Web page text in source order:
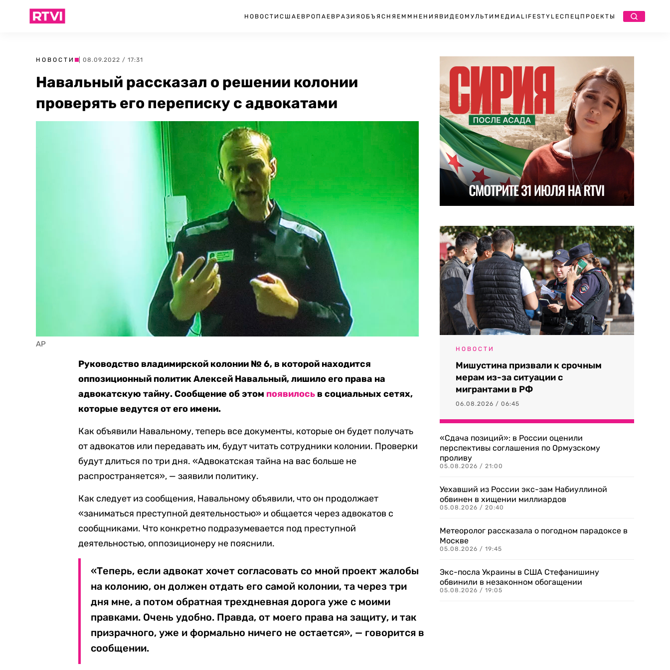
НОВОСТИ США ЕВРОПА ЕВРАЗИЯ ОБЪЯСНЯЕМ МНЕНИЯ ВИДЕО МУЛЬТИМЕДИА LIFESTYLEСПЕЦПРОЕКТЫ
НОВОСТИ | 08.09.2022 / 17:31
Навальный рассказал о решении колонии
проверять его переписку с адвокатами
AP
Руководство владимирской колонии № 6, в которой находится
оппозиционный политик Алексей Навальный, лишило его права на
адвокатскую тайну. Сообщение об этом появилось в социальных сетях,
которые ведутся от его имени.
Как объявили Навальному, теперь все документы, которые он будет получать
от адвокатов или передавать им, будут читать сотрудники колонии. Проверки
будут длиться по три дня. «Адвокатская тайна на вас больше не
распространяется», — заявили политику.
Как следует из сообщения, Навальному объявили, что он продолжает
«заниматься преступной деятельностью» и общается через адвокатов с
сообщниками. Что конкретно подразумевается под преступной
деятельностью, оппозиционеру не пояснили.
«Теперь, если адвокат хочет согласовать со мной проект жалобы
на колонию, он должен отдать его самой колонии, та через три
дня мне, а потом обратная трехдневная дорога уже с моими
правками. Очень удобно. Правда, от моего права на защиту, и так
призрачного, уже и формально ничего не остается», — говорится в
сообщении.
НОВОСТИ
Мишустина призвали к срочным
мерам из-за ситуации с
мигрантами в РФ
06.08.2026 / 06:45
«Сдача позиций»: в России оценили
перспективы соглашения по Ормузскому
проливу
05.08.2026 / 21:00
Уехавший из России экс-зам Набиуллиной
обвинен в хищении миллиардов
05.08.2026 / 20:40
Метеоролог рассказала о погодном парадоксе в
Москве
05.08.2026 / 19:45
Экс-посла Украины в США Стефанишину
обвинили в незаконном обогащении
05.08.2026 / 19:05